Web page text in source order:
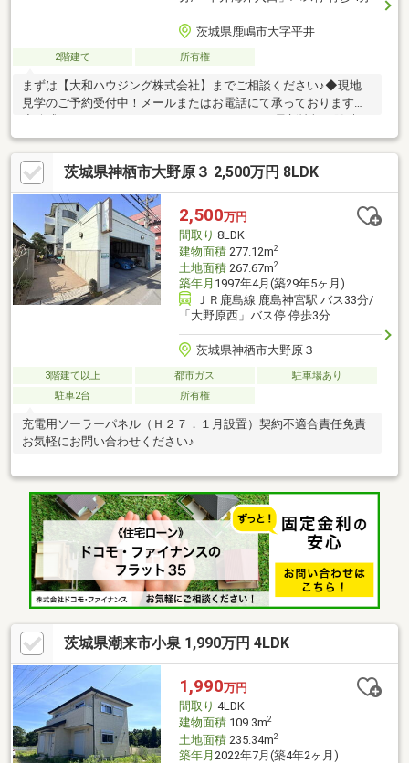
茨城県鹿嶋市大字平井
2階建て 所有権
まずは【大和ハウジング株式会社】までご相談ください♪◆現地
見学のご予約受付中！メールまたはお電話にて承っております。
新中！「大和ハウジング」で検索♪◆そのほかにもご紹介可能な
物件が多数ございます。ぜひ一度ご連絡ください！
茨城県神栖市大野原３ 2,500万円 8LDK
2,500万円
間取り 8LDK
建物面積277.12m2
土地面積267.67m2
築年月 1997年4月(築29年5ヶ月)
ＪＲ鹿島線 鹿島神宮駅 バス33分/
「大野原西」バス停 停歩3分
茨城県神栖市大野原３
3階建て以上 都市ガス
駐車場あり
駐車2台
所有権
充電用ソーラーパネル（Ｈ２７．１月設置）契約不適合責任免責
お気軽にお問い合わせください♪
茨城県潮来市小泉 1,990万円 4LDK
1,990万円
間取り 4LDK
建物面積109.3m2
土地面積235.34m2
築年月 2022年7月(築4年2ヶ月)